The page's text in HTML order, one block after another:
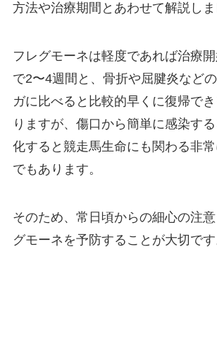
方法や治療期間とあわせて解説しま
フレグモーネは軽度であれば治療
で2〜4週間と、骨折や屈腱炎など
ガに比べると比較的早くに復帰で
りますが、傷口から簡単に感染す
化すると競走馬生命にも関わる非
でもあります。
そのため、常日頃からの細心の注
グモーネを予防することが大切です